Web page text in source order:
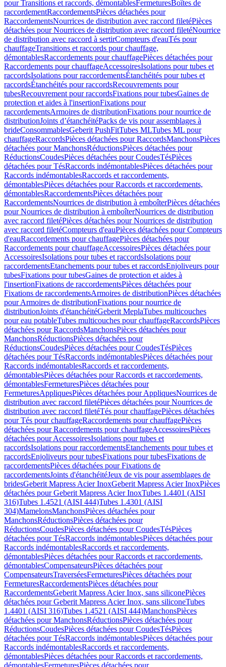
pour Transitions et raccords, démontablesFermeturesBoîtes de
raccordementRaccordementsPièces détachées pour
RaccordementsNourrices de distribution avec raccord filetéPièces
détachées pour Nourrices de distribution avec raccord filetéNourrice
de distribution avec raccord à sertirCompteurs d'eauTés pour
chauffageTransitions et raccords pour chauffage,
démontablesRaccordements pour chauffagePièces détachées pour
Raccordements pour chauffageAccessoiresIsolations pour tubes et
raccordsIsolations pour raccordementsÉtanchéités pour tubes et
raccordsÉtanchéités pour raccordsRecouvrements pour
tubesRecouvrement pour raccordsFixations pour tubesGaines de
protection et aides à l'insertionFixations pour
raccordementsArmoires de distributionFixations pour nourrice de
distributionJoints d’étanchéitéPacks de vis pour assemblages à
brideConsommablesGeberit PushFitTubes MLTubes ML pour
chauffageRaccordsPièces détachées pour RaccordsManchonsPièces
détachées pour ManchonsRéductionsPièces détachées pour
RéductionsCoudesPièces détachées pour CoudesTésPièces
détachées pour TésRaccords indémontablesPièces détachées pour
Raccords indémontablesRaccords et raccordements,
démontablesPièces détachées pour Raccords et raccordements,
démontablesRaccordementsPièces détachées pour
RaccordementsNourrices de distribution à emboîterPièces détachées
pour Nourrices de distribution à emboîterNourrices de distribution
avec raccord filetéPièces détachées pour Nourrices de distribution
avec raccord filetéCompteurs d'eauPièces détachées pour Compteurs
d'eauRaccordements pour chauffagePièces détachées pour
Raccordements pour chauffageAccessoiresPièces détachées pour
AccessoiresIsolations pour tubes et raccordsIsolations pour
raccordementsEtanchements pour tubes et raccordsEnjoliveurs pour
tubesFixations pour tubesGaines de protection et aides à
l'insertionFixations de raccordementsPièces détachées pour
Fixations de raccordementsArmoires de distributionPièces détachées
pour Armoires de distributionFixations pour nourrice de
distributionJoints d'étanchéitéGeberit MeplaTubes multicouches
pour eau potableTubes multicouches pour chauffageRaccordsPièces
détachées pour RaccordsManchonsPièces détachées pour
ManchonsRéductionsPièces détachées pour
RéductionsCoudesPièces détachées pour CoudesTésPièces
détachées pour TésRaccords indémontablesPièces détachées pour
Raccords indémontablesRaccords et raccordements,
démontablesPièces détachées pour Raccords et raccordements,
démontablesFermeturesPièces détachées pour
FermeturesAppliquesPièces détachées pour AppliquesNourrices de
distribution avec raccord filetéPièces détachées pour Nourrices de
distribution avec raccord filetéTés pour chauffagePièces détachées
pour Tés pour chauffageRaccordements pour chauffagePièces
détachées pour Raccordements pour chauffageAccessoiresPièces
détachées pour AccessoiresIsolations pour tubes et
raccordsIsolations pour raccordementsEtanchements pour tubes et
raccordsEnjoliveurs pour tubesFixations pour tubesFixations de
raccordementsPièces détachées pour Fixations de
raccordementsJoints d'étanchéitéJeux de vis pour assemblages de
bridesGeberit Mapress Acier InoxGeberit Mapress Acier InoxPièces
détachées pour Geberit Mapress Acier InoxTubes 1.4401 (AISI
316)Tubes 1.4521 (AISI 444)Tubes 1.4301 (AISI
304)MamelonsManchonsPièces détachées pour
ManchonsRéductionsPièces détachées pour
RéductionsCoudesPièces détachées pour CoudesTésPièces
détachées pour TésRaccords indémontablesPièces détachées pour
Raccords indémontablesRaccords et raccordements,
démontablesPièces détachées pour Raccords et raccordements,
démontablesCompensateursPièces détachées pour
CompensateursTraverséesFermeturesPièces détachées pour
FermeturesRaccordementsPièces détachées pour
RaccordementsGeberit Mapress Acier Inox, sans siliconePièces
détachées pour Geberit Mapress Acier Inox, sans siliconeTubes
1.4401 (AISI 316)Tubes 1.4521 (AISI 444)ManchonsPièces
détachées pour ManchonsRéductionsPièces détachées pour
RéductionsCoudesPièces détachées pour CoudesTésPièces
détachées pour TésRaccords indémontablesPièces détachées pour
Raccords indémontablesRaccords et raccordements,
démontablesPièces détachées pour Raccords et raccordements,
démontablesFermeturesPièces détachées pour